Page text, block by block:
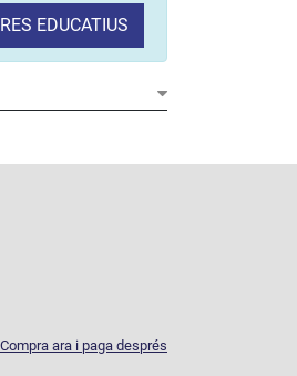
EDUCATIUS
Compra ara i paga després